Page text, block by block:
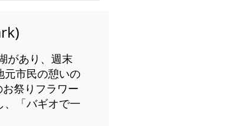
があり、週末
元市民の憩いの
祭りフラワー
、「バギオで一